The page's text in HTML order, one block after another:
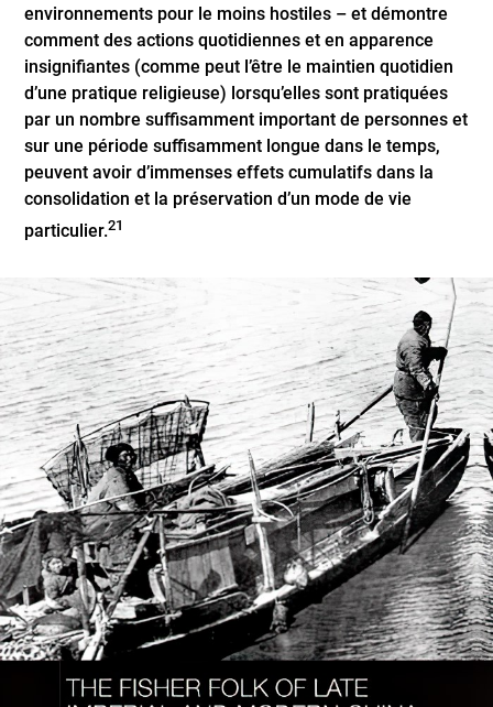
environnements pour le moins hostiles – et démontre
comment des actions quotidiennes et en apparence
insignifiantes (comme peut l’être le maintien quotidien
d’une pratique religieuse) lorsqu’elles sont pratiquées
par un nombre suffisamment important de personnes et
sur une période suffisamment longue dans le temps,
peuvent avoir d’immenses effets cumulatifs dans la
consolidation et la préservation d’un mode de vie
particulier.21